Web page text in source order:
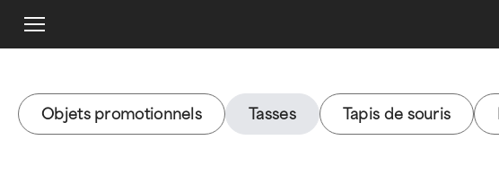
Objets promotionnels Tasses Tapis de souris